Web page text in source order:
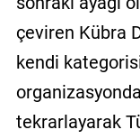
çeviren Kübra
kendi
organizasyonda
tekrarlayarak